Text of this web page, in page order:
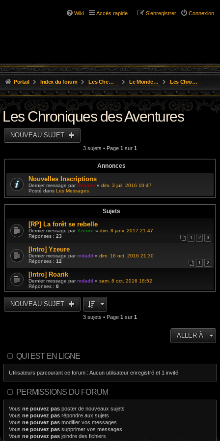
Wiki Accès rapide Connexion
S’enregistrer
Portail Index du forum Les Chemins de L'Aventure Le Monde de Golarion Les Chroniques des Aventures
Les Chroniques des Aventures
NOUVEAU SUJET
3 sujets • Page 1 sur 1
Annonces
Nouvelles Inscriptions
Dernier message parResane « dim. 3 juil. 2016 10:47
Posté dans Les Messages
Sujets
[RP] La forêt se rebelle
Dernier message parYzeure « dim. 8 janv. 2017 21:47
Réponses : 23 1 2 3
[Intro] Yzeure
Dernier message parmdadd « dim. 16 oct. 2016 21:30
Réponses : 12 1 2
[Intro] Roarik
Dernier message parmdadd « sam. 8 oct. 2016 18:52
Réponses : 8
NOUVEAU SUJET
3 sujets • Page 1 sur 1
ALLER À
QUI EST EN LIGNE
Utilisateurs parcourant ce forum : Aucun utilisateur enregistré et 1 invité
PERMISSIONS DU FORUM
Vous ne pouvez pas poster de nouveaux sujets
Vous ne pouvez pas répondre aux sujets
Vous ne pouvez pas modifier vos messages
Vous ne pouvez pas supprimer vos messages
Vous ne pouvez pas joindre des fichiers